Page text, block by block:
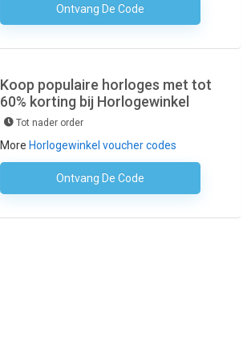
Ontvang De CodeGeen Code Nodig
Koop populaire horloges met tot
60% korting bij Horlogewinkel
Tot nader order
More Horlogewinkel voucher codes
Ontvang De CodeGeen Code Nodig